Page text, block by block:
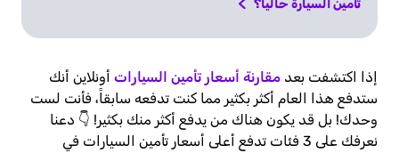
تأمين السيارة حالياً؟
إذا اكتشفت بعد مقارنة أسعار تأمين السيارات أونلاين أنك
ستدفع هذا العام أكثر بكثير مما كنت تدفعه سابقاً، فأنت لست
وحدك! بل قد يكون هناك من يدفع أكثر منك بكثير! 👇 دعنا
نعرفك على 3 فئات تدفع أعلى أسعار تأمين السيارات في